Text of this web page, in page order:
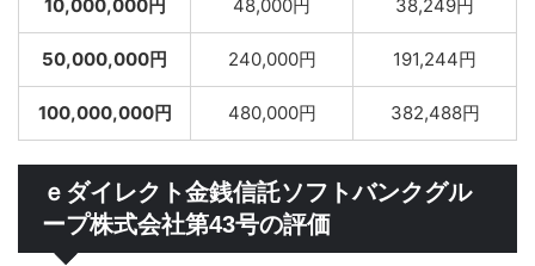
10,000,000円 48,000円 38,249円
50,000,000円 240,000円 191,244円
100,000,000円 480,000円 382,488円
ｅダイレクト金銭信託ソフトバンクグル
ープ株式会社第43号の評価